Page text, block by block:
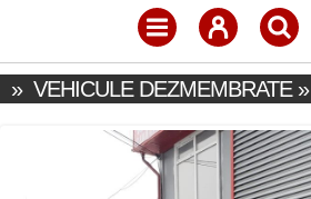
» VEHICULE DEZMEMBRATE»